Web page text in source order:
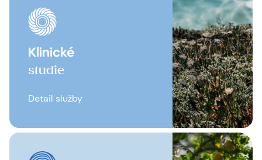
Klinické
studie
Detail služby